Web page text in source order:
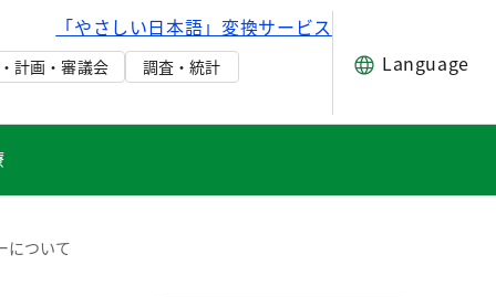
「やさしい日本語」変換サービス
計画・審議会
調査・統計
Language
について